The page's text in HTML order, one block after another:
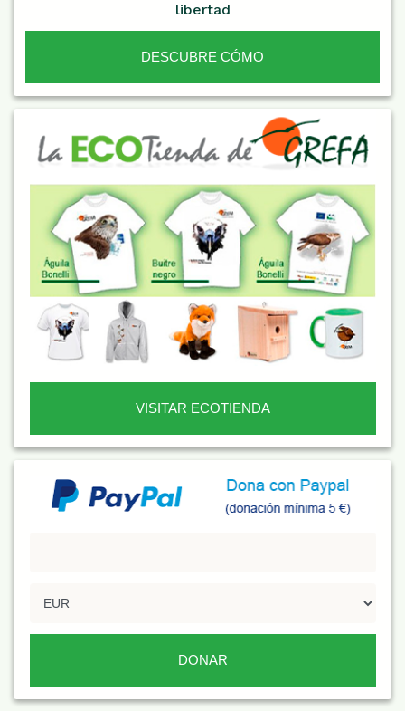
libertad
DESCUBRE CÓMO
VISITAR ECOTIENDA